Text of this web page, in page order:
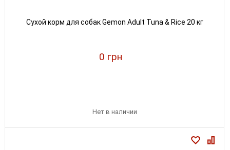
Сухой корм для собак Gemon Adult Tuna & Rice 20 кг
0 грн
Нет в наличии